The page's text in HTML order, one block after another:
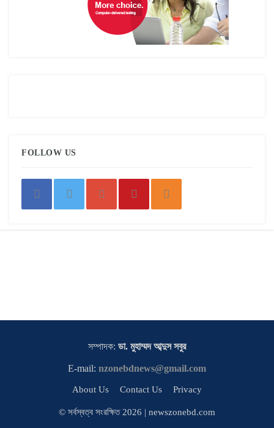
FOLLOW US
সম্পাদক: ডা. মুহাম্মদ আব্দুস সবুর
E-mail: nzonebdnews@gmail.com
About Us Contact Us Privacy
© সর্বস্বত্ব সংরক্ষিত 2026 | newszonebd.com